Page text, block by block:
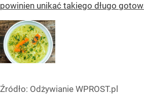
powinien unikać takiego długo
Źródło: Odżywianie WPROST.pl